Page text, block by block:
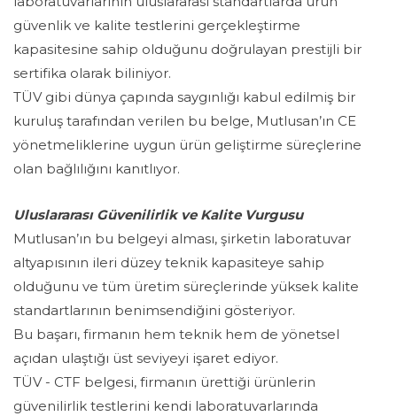
güvenlik ve kalite testlerini gerçekleştirme
kapasitesine sahip olduğunu doğrulayan prestijli bir
sertifika olarak biliniyor.
TÜV gibi dünya çapında saygınlığı kabul edilmiş bir
kuruluş tarafından verilen bu belge, Mutlusan’ın CE
yönetmeliklerine uygun ürün geliştirme süreçlerine
olan bağlılığını kanıtlıyor.
Uluslararası Güvenilirlik ve Kalite Vurgusu
Mutlusan’ın bu belgeyi alması, şirketin laboratuvar
altyapısının ileri düzey teknik kapasiteye sahip
olduğunu ve tüm üretim süreçlerinde yüksek kalite
standartlarının benimsendiğini gösteriyor.
Bu başarı, firmanın hem teknik hem de yönetsel
açıdan ulaştığı üst seviyeyi işaret ediyor.
TÜV - CTF belgesi, firmanın ürettiği ürünlerin
güvenilirlik testlerini kendi laboratuvarlarında